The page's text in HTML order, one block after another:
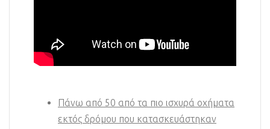
Πάνω από 50 από τα πιο ισχυρά οχήματα
εκτός δρόμου που κατασκευάστηκαν